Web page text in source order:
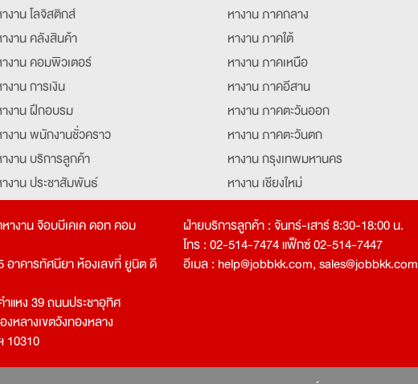
งาน โลจิสติกส์
งาน คลังสินค้า
งาน คอมพิวเตอร์
งาน การเงิน
งาน ฝึกอบรม
งาน พนักงานชั่วคราว
งาน บริการลูกค้า
งาน ประชาสัมพันธ์
งาน รับโทรศัพท์
งาน ประสานงาน
งาน จองตั๋ว
งาน กุ๊ก
งาน นักศึกษาฝึกงาน
งาน Mobile Application
หางาน ภาคกลาง
หางาน ภาคใต้
หางาน ภาคเหนือ
หางาน ภาคอีสาน
หางาน ภาคตะวันออก
หางาน ภาคตะวันตก
หางาน กรุงเทพมหานคร
หางาน เชียงใหม่
หางาน ฉะเชิงเทรา
างาน จ๊อบบีเคเค ดอท คอม
อาคารทัศนียา ห้องเลขที่ ยูนิต ดี
แหง 39 ถนนประชาอุทิศ
งหลางเขตวังทองหลาง
10310
ฝ่ายบริการลูกค้า : จันทร์-เสาร์ 8:30-18:00 น.
โทร : 02-514-7474 แฟ็กซ์ 02-514-7447
อีเมล : help@jobbkk.com,sales@jobbkk.com